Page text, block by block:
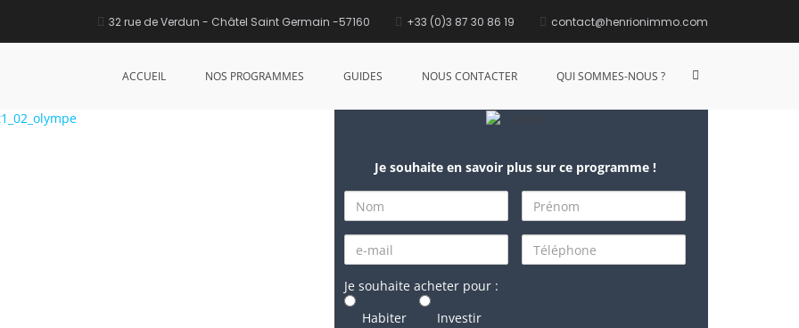
32 rue de Verdun - Châtel Saint Germain -57160 +33 (0)3 87 30 86 19 contact@henrionimmo.com
ACCUEIL NOS PROGRAMMES GUIDES NOUS CONTACTER QUI SOMMES-NOUS ?
Je souhaite en savoir plus sur ce programme !
Je souhaite acheter pour :
Habiter
Investir